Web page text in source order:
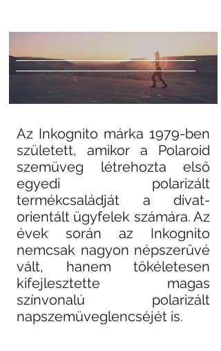
Az Inkognito márka 1979-ben
született, amikor a Polaroid
szemüveg létrehozta első
egyedi polarizált
termékcsaládját a divat-
orientált ügyfelek számára. Az
évek során az Inkognito
nemcsak nagyon népszerűvé
vált, hanem tökéletesen
kifejlesztette magas
színvonalú polarizált
napszemüveglencséjét is.